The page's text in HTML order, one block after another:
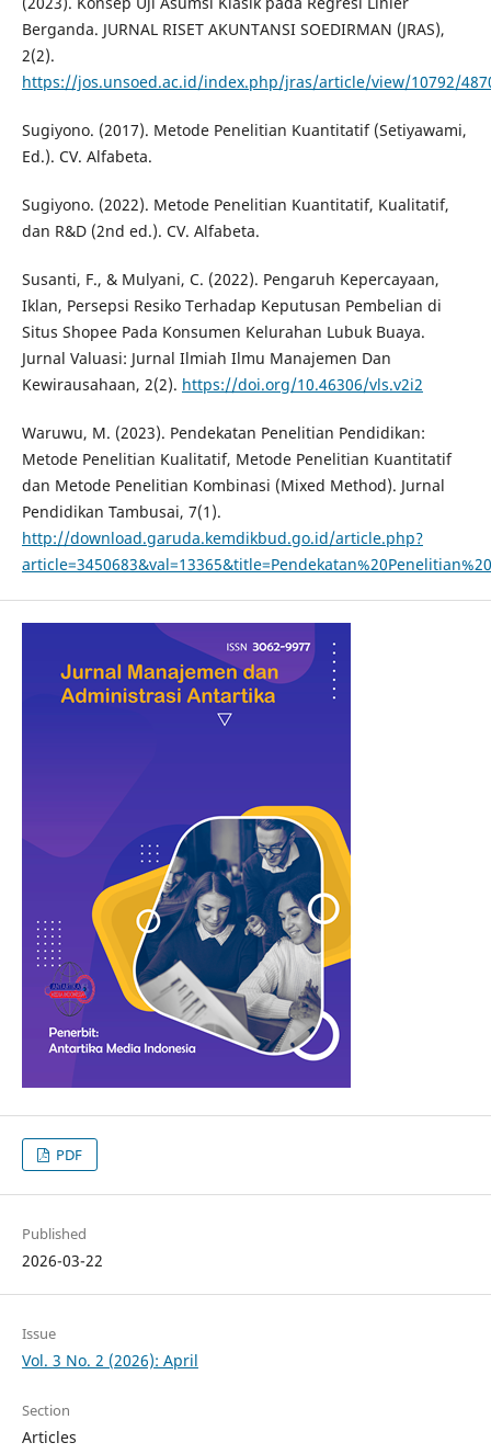
Berganda. JURNAL RISET AKUNTANSI SOEDIRMAN (JRAS),
2(2).
https://jos.unsoed.ac.id/index.php/jras/article/view/10792/
Sugiyono. (2017). Metode Penelitian Kuantitatif (Setiyawami,
Ed.). CV. Alfabeta.
Sugiyono. (2022). Metode Penelitian Kuantitatif, Kualitatif,
dan R&D (2nd ed.). CV. Alfabeta.
Susanti, F., & Mulyani, C. (2022). Pengaruh Kepercayaan,
Iklan, Persepsi Resiko Terhadap Keputusan Pembelian di
Situs Shopee Pada Konsumen Kelurahan Lubuk Buaya.
Jurnal Valuasi: Jurnal Ilmiah Ilmu Manajemen Dan
Kewirausahaan, 2(2). https://doi.org/10.46306/vls.v2i2
Waruwu, M. (2023). Pendekatan Penelitian Pendidikan:
Metode Penelitian Kualitatif, Metode Penelitian Kuantitatif
dan Metode Penelitian Kombinasi (Mixed Method). Jurnal
Pendidikan Tambusai, 7(1).
http://download.garuda.kemdikbud.go.id/article.php?
PDF
Published
2026-03-22
Issue
Vol. 3 No. 2 (2026): April
Section
Articles